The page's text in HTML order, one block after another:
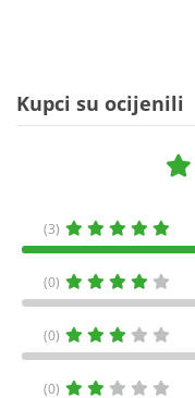
Kupci su ocijenili
(3)
(0)
(0)
(0)